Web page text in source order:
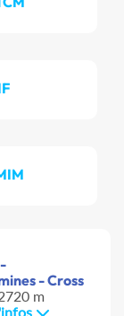
- Cross
m